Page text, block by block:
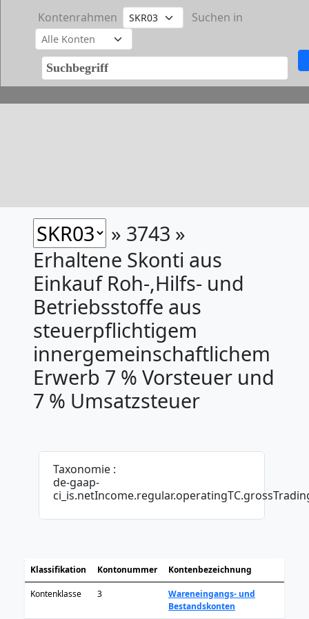
Kontenrahmen Suchen in
» 3743 »
Erhaltene Skonti aus
Einkauf Roh-,Hilfs- und
Betriebsstoffe aus
steuerpflichtigem
innergemeinschaftlichem
Erwerb 7 % Vorsteuer und
7 % Umsatzsteuer
Taxonomie :
de-gaap-
Klassifikation Kontonummer Kontenbezeichnung
Kontenklasse 3
Wareneingangs- und
Bestandskonten